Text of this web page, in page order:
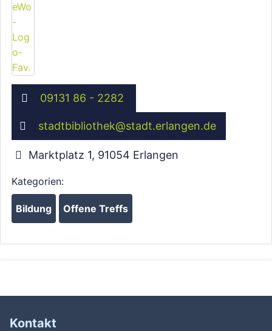
09131 86 - 2282
stadtbibliothek@stadt.erlangen.de
Marktplatz 1, 91054 Erlangen
Kategorien:
Bildung Offene Treffs
Kontakt